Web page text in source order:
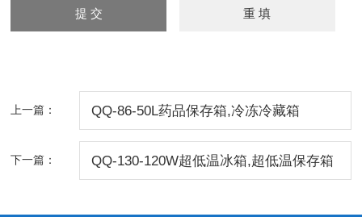
上一篇： QQ-86-50L药品保存箱,冷冻冷藏箱
下一篇： QQ-130-120W超低温冰箱,超低温保存箱